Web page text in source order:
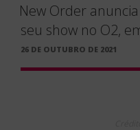
New Order
seu show no O2,
PUBLICADO
26 DE OUTUBRO DE 2021